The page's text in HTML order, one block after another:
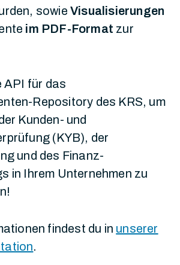
sowie Visualisierungen
im PDF-Format zur
API für das
Repository des KRS, um
Kunden- und
(KYB), der
und des Finanz-
in Ihrem Unternehmen zu
findest du in unserer
.